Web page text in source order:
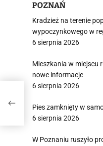
POZNAŃ
Kradzież na terenie
wypoczynkowego w
6 sierpnia 2026
Mieszkania w miejscu
nowe informacje
6 sierpnia 2026
Pies zamknięty w
6 sierpnia 2026
W Poznaniu ruszyło